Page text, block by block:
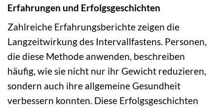
Erfahrungen und Erfolgsgeschichten
Zahlreiche Erfahrungsberichte zeigen die
Langzeitwirkung des Intervallfastens. Personen,
die diese Methode anwenden, beschreiben
häufig, wie sie nicht nur ihr Gewicht reduzieren,
sondern auch ihre allgemeine Gesundheit
verbessern konnten. Diese Erfolgsgeschichten